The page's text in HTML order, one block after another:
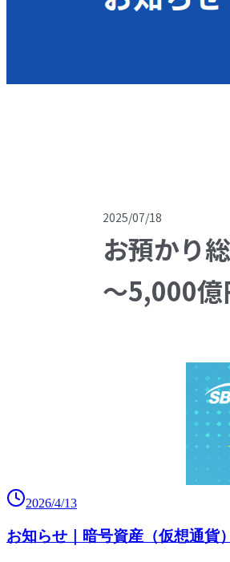
2026/4/13
お知らせ｜暗号資産（仮想通貨